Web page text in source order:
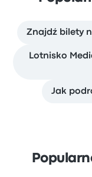
Znajdź bilety
Lotnisko
Jak